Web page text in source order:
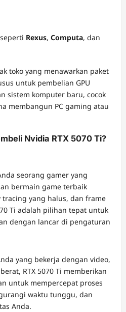
Rexus, Computa, dan
toko yang menawarkan paket
untuk pembelian GPU
sistem komputer baru, cocok
membangun PC gaming atau
Nvidia RTX 5070 Ti?
seorang gamer yang
bermain game terbaik
tracing yang halus, dan frame
Ti adalah pilihan tepat untuk
dengan lancar di pengaturan
yang bekerja dengan video,
RTX 5070 Ti memberikan
untuk mempercepat proses
waktu tunggu, dan
Anda.